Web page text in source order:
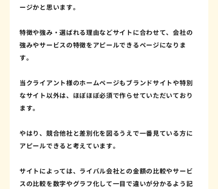
ージかと思います。
特徴や強み・選ばれる理由などサイトに合わせて、会社の
強みやサービスの特徴をアピールできるページになりま
す。
当クライアント様のホームページもブランドサイトや特別
なサイト以外は、ほぼほぼ必須で作らせていただいており
ます。
やはり、競合他社と差別化を図るうえで一番見ている方に
アピールできると考えています。
サイトによっては、ライバル会社との金額の比較やサービ
スの比較を数字やグラフ化して一目で違いが分かるよう記